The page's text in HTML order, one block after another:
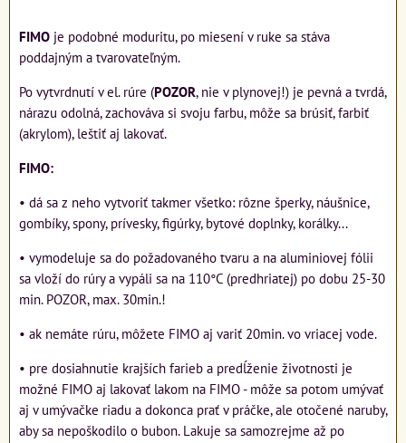
FIMO je podobné moduritu, po miesení v ruke sa stáva
poddajným a tvarovateľným.
Po vytvrdnutí v el. rúre (POZOR, nie v plynovej!) je pevná a tvrdá,
nárazu odolná, zachováva si svoju farbu, môže sa brúsiť, farbiť
(akrylom), leštiť aj lakovať.
FIMO:
• dá sa z neho vytvoriť takmer všetko: rôzne šperky, náušnice,
gombíky, spony, prívesky, figúrky, bytové doplnky, korálky...
• vymodeluje sa do požadovaného tvaru a na aluminiovej fólii
sa vloží do rúry a vypáli sa na 110°C (predhriatej) po dobu 25-30
min. POZOR, max. 30min.!
• ak nemáte rúru, môžete FIMO aj variť 20min. vo vriacej vode.
• pre dosiahnutie krajších farieb a predĺženie životnosti je
možné FIMO aj lakovať lakom na FIMO - môže sa potom umývať
aj v umývačke riadu a dokonca prať v práčke, ale otočené naruby,
aby sa nepoškodilo o bubon. Lakuje sa samozrejme až po